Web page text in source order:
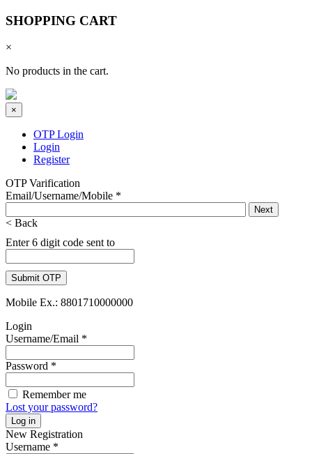
SHOPPING CART
×
No products in the cart.
×
OTP Login
Login
Register
OTP Varification
Email/Username/Mobile *
< Back
Enter 6 digit code sent to
Mobile Ex.: 8801710000000
Login
Username/Email *
Password *
Remember me
Lost your password?
Log in
New Registration
Username *